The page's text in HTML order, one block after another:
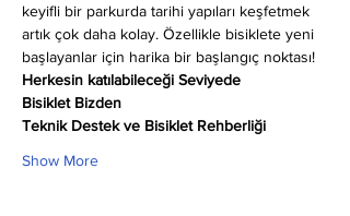
keyifli bir parkurda tarihi yapıları keşfetmek
artık çok daha kolay. Özellikle bisiklete yeni
başlayanlar için harika bir başlangıç noktası!
Herkesin katılabileceği Seviyede
Bisiklet Bizden
Teknik Destek ve Bisiklet Rehberliği
Show More